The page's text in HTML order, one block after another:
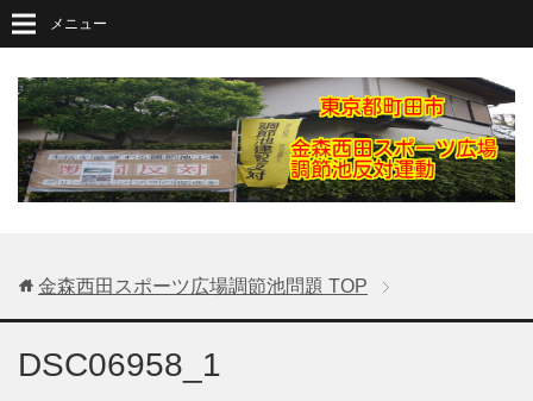
メニュー
金森西田スポーツ広場調節池問題 TOP
DSC06958_1